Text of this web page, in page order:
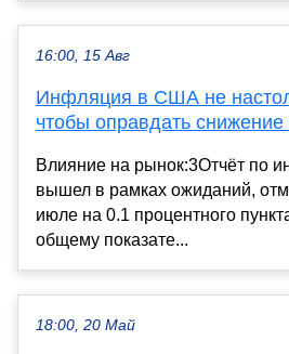
16:00, 15 Авг
Инфляция в США не
чтобы оправдать
Влияние на рынок:3Отчёт по
вышел в рамках ожиданий,
июле на 0.1 процентного
общему показате...
18:00, 20 Май